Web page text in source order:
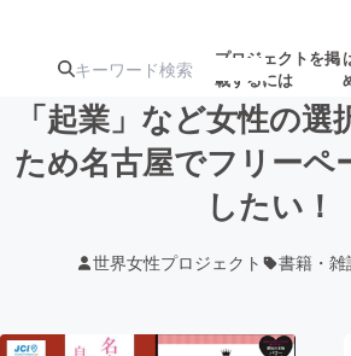
プロジェクトを掲
載するには
注目の新着プロ 募集終
「起業」など女性の選
ため名古屋でフリーペ
したい！
世界女性プロジェクト 書籍・雑